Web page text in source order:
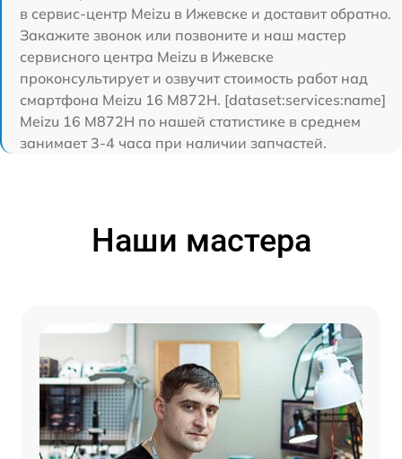
в сервис-центр Meizu в Ижевске и доставит обратно.
Закажите звонок или позвоните и наш мастер
сервисного центра Meizu в Ижевске
проконсультирует и озвучит стоимость работ над
смартфона Meizu 16 M872H. [dataset:services:name]
Meizu 16 M872H по нашей статистике в среднем
занимает 3-4 часа при наличии запчастей.
Наши мастера